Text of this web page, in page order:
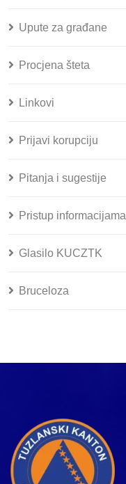
Upute za građane
Procjena šteta
Linkovi
Prijavi korupciju
Pitanja i sugestije
Pristup informacijama
Glasilo KUCZTK
Bruceloza